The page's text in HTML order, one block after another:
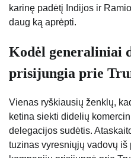
karinę padėtį Indijos ir
daug ką aprėpti.
Kodėl generaliniai
prisijungia prie
Vienas ryškiausių ženklų,
ketina siekti didelių
delegacijos sudėtis.
tuzinas vyresniųjų vadovų